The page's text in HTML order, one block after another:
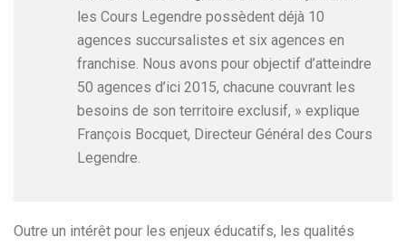
les Cours Legendre possèdent déjà 10
agences succursalistes et six agences en
franchise. Nous avons pour objectif d’atteindre
50 agences d’ici 2015, chacune couvrant les
besoins de son territoire exclusif, » explique
François Bocquet, Directeur Général des Cours
Legendre.
Outre un intérêt pour les enjeux éducatifs, les qualités